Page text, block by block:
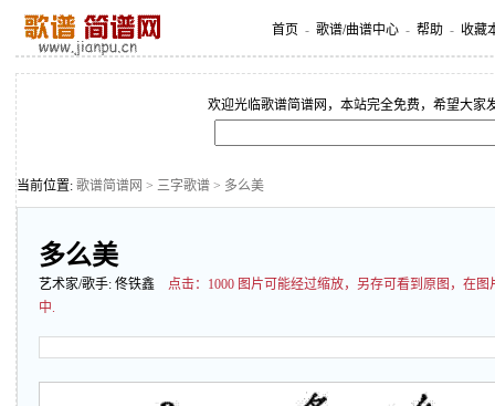
首页 - 歌谱/曲谱中心 - 帮助 - 收藏
欢迎光临歌谱简谱网，本站完全免费，希望大家
当前位置: 歌谱简谱网 > 三字歌谱 > 多么美
多么美
艺术家/歌手: 佟铁鑫 点击： 1000 图片可能经过缩放，另存可看到原图，在
中.